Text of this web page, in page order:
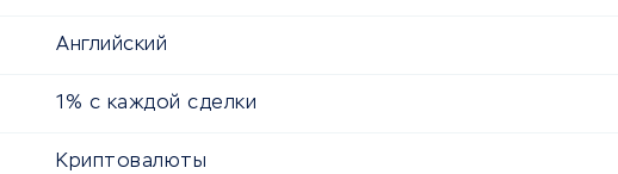
Английский
1% с каждой сделки
Криптовалюты